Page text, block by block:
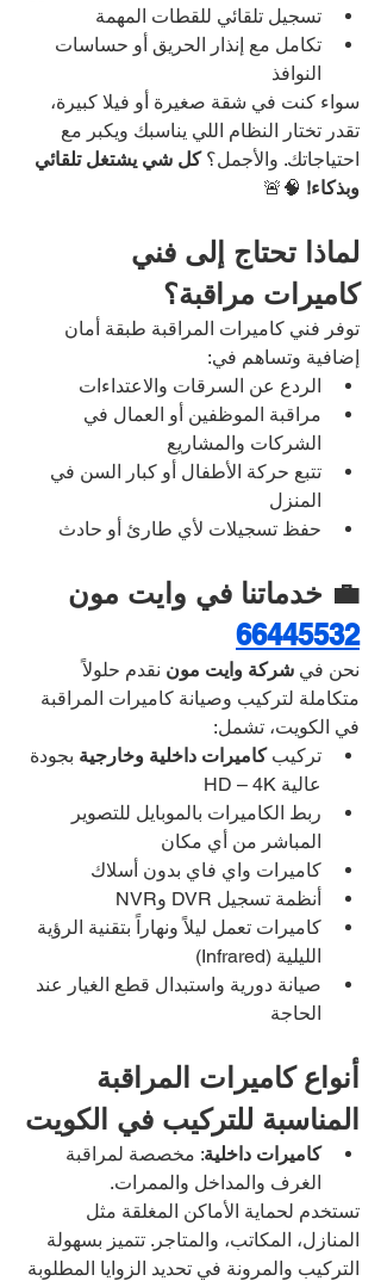
تسجيل تلقائي للقطات المهمة
تكامل مع إنذار الحريق أو حساسات
النوافذ
سواء كنت في شقة صغيرة أو فيلا كبيرة،
تقدر تختار النظام اللي يناسبك ويكبر مع
احتياجاتك. والأجمل؟ كل شي يشتغل تلقائي
وبذكاء! 🧠🚨
لماذا تحتاج إلى فني
كاميرات مراقبة؟
توفر فني كاميرات المراقبة طبقة أمان
إضافية وتساهم في:
الردع عن السرقات والاعتداءات
مراقبة الموظفين أو العمال في
الشركات والمشاريع
تتبع حركة الأطفال أو كبار السن في
المنزل
حفظ تسجيلات لأي طارئ أو حادث
💼 خدماتنا في وايت مون
66445532
نحن في شركة وايت مون نقدم حلولاً
متكاملة لتركيب وصيانة كاميرات المراقبة
في الكويت، تشمل:
تركيب كاميرات داخلية وخارجية بجودة
عالية HD – 4K
ربط الكاميرات بالموبايل للتصوير
المباشر من أي مكان
كاميرات واي فاي بدون أسلاك
أنظمة تسجيل DVR وNVR
كاميرات تعمل ليلاً ونهاراً بتقنية الرؤية
الليلية (Infrared)
صيانة دورية واستبدال قطع الغيار عند
الحاجة
أنواع كاميرات المراقبة
المناسبة للتركيب في الكويت
كاميرات داخلية: مخصصة لمراقبة
الغرف والمداخل والممرات.
تستخدم لحماية الأماكن المغلقة مثل
المنازل، المكاتب، والمتاجر. تتميز بسهولة
التركيب والمرونة في تحديد الزوايا المطلوبة